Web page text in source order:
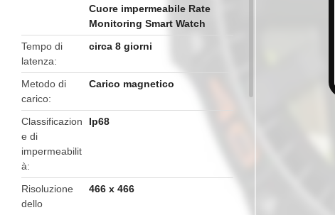
Cuore impermeabile Rate
Monitoring Smart Watch
Tempo di
latenza
circa 8 giorni
Metodo di
carico
Carico magnetico
Classificazion
e di
impermeabilit
à
Ip68
Risoluzione
dello
466 x 466